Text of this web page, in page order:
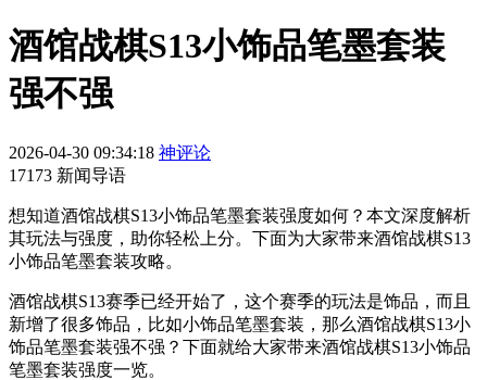
酒馆战棋S13小饰品笔墨套装
强不强
2026-04-30 09:34:18 神评论
17173 新闻导语
想知道酒馆战棋S13小饰品笔墨套装强度如何？本文深度解析
其玩法与强度，助你轻松上分。下面为大家带来酒馆战棋S13
小饰品笔墨套装攻略。
酒馆战棋S13赛季已经开始了，这个赛季的玩法是饰品，而且
新增了很多饰品，比如小饰品笔墨套装，那么酒馆战棋S13小
饰品笔墨套装强不强？下面就给大家带来酒馆战棋S13小饰品
笔墨套装强度一览。